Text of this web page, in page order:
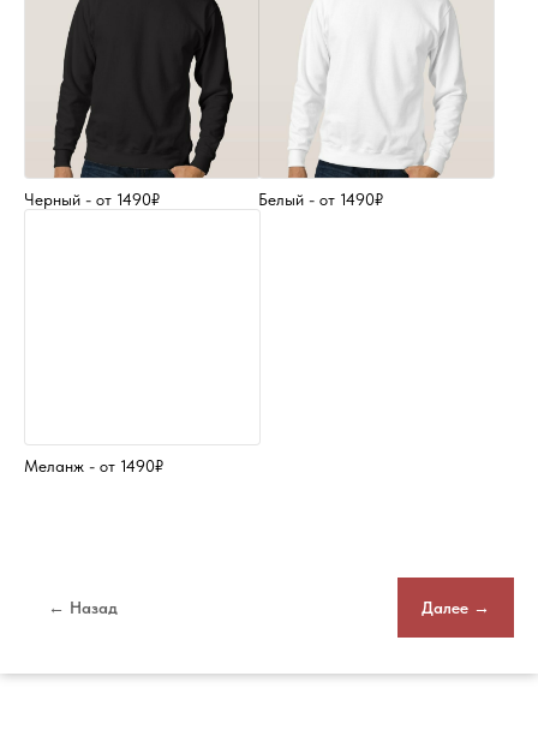
Черный - от 1490₽ Белый - от 1490₽
Меланж - от 1490₽
← Назад Далее →